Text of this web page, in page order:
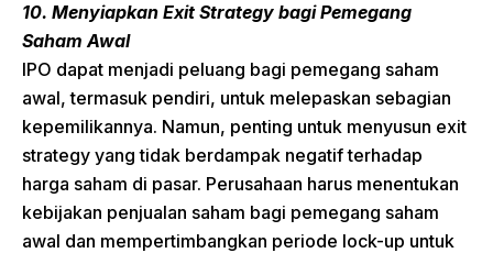
10. Menyiapkan Exit Strategy bagi Pemegang
Saham Awal
IPO dapat menjadi peluang bagi pemegang saham
awal, termasuk pendiri, untuk melepaskan sebagian
kepemilikannya. Namun, penting untuk menyusun exit
strategy yang tidak berdampak negatif terhadap
harga saham di pasar. Perusahaan harus menentukan
kebijakan penjualan saham bagi pemegang saham
awal dan mempertimbangkan periode lock-up untuk